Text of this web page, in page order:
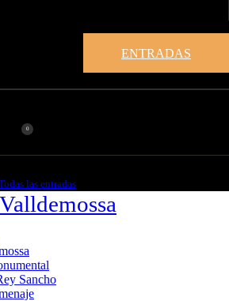
ENTRADAS
0
las entradas
Sancho